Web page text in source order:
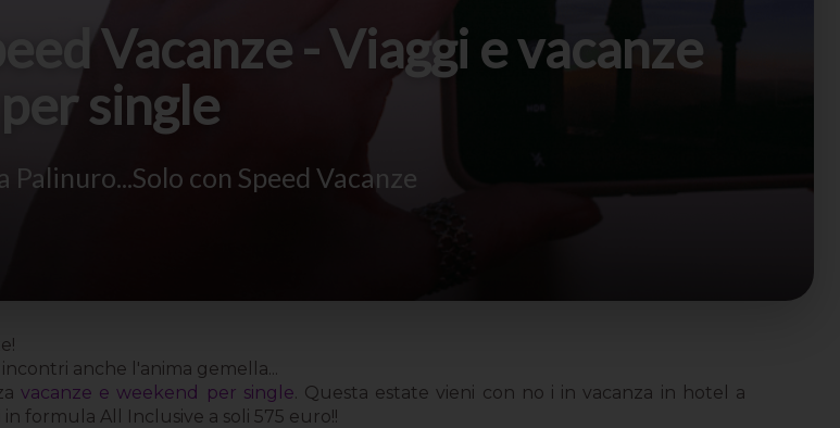
Vacanze - Viaggi e vacanze
per single
Palinuro...Solo con Speed Vacanze
anche l'anima gemella...
vacanze e weekend per single . Questa estate vieni con no i in vacanza in hotel a
formula All Inclusive a soli 575 euro!!